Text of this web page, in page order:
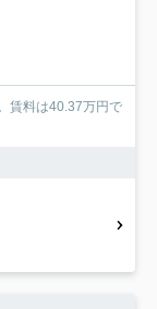
賃料は40.37万円で